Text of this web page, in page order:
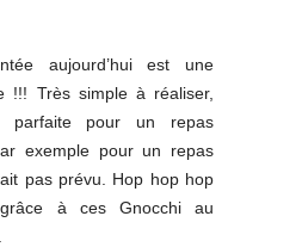
aujourd’hui est une
!!! Très simple à réaliser,
parfaite pour un repas
exemple pour un repas
pas prévu. Hop hop hop
à ces Gnocchi au